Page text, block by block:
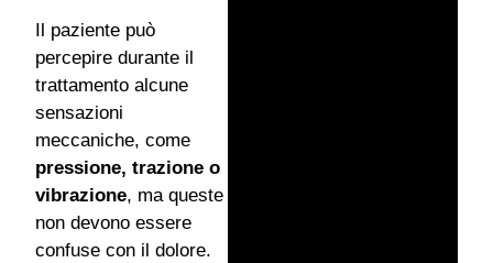
Il paziente può
percepire durante il
trattamento alcune
sensazioni
meccaniche, come
pressione, trazione o
vibrazione, ma queste
non devono essere
confuse con il dolore.